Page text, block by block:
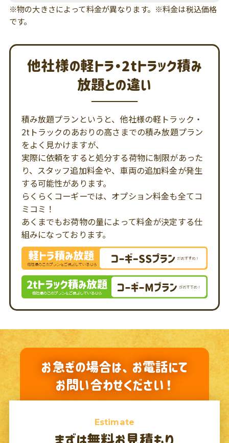
※物の大きさによって料金が異なります。※料金は税込価格
です。
他社様の軽トラ・2tトラック積み
放題との違い
積み放題プランというと、他社様の軽トラック・
2tトラックのあおりの高さまでの積み放題プラン
をよく見かけますが、
実際に依頼をすると処分する荷物に制限があった
り、スタッフ追加料金や、車両の追加料金が発生
する可能性があります。
らくらくコーギーでは、オプション料金も全てコ
ミコミ！
あくまでもお荷物の量によって料金が決定する仕
組みになっております。
お急ぎの場合は、お電話にて
お問い合わせください！
Estimate